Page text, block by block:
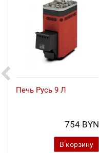
Печь Русь 9 Л
754 BYN
В корзину